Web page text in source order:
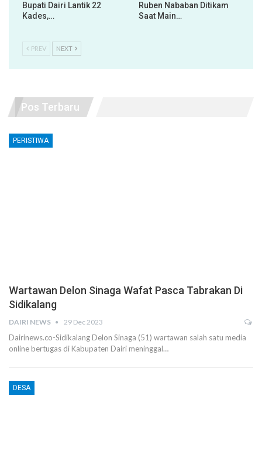
Bupati Dairi Lantik 22
Kades,…
Ruben Nababan Ditikam
Saat Main…
PREV NEXT
Pos Terbaru
PERISTIWA
Wartawan Delon Sinaga Wafat Pasca Tabrakan Di
Sidikalang
DAIRI NEWS 29 Dec 2023
Dairinews.co-Sidikalang Delon Sinaga (51) wartawan salah satu media
online bertugas di Kabupaten Dairi meninggal…
DESA